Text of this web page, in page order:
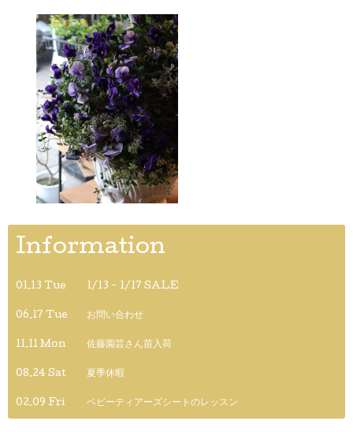
Information
01.13 Tue 1/13 - 1/17 SALE
06.17 Tue お問い合わせ
11.11 Mon 佐藤園芸さん苗入荷
08.24 Sat 夏季休暇
02.09 Fri ベビーティアーズシートのレッスン